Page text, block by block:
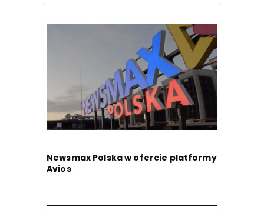
Newsmax Polska w ofercie platformy
Avios